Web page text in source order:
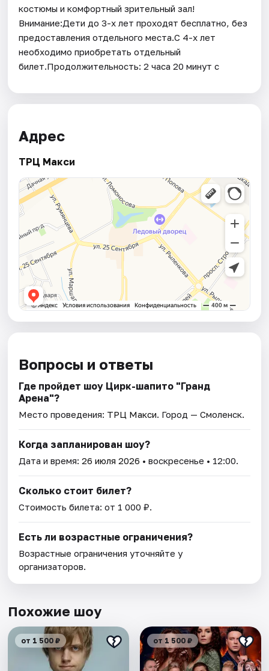
костюмы и комфортный зрительный зал!
Внимание:Дети до 3-х лет проходят бесплатно, без
предоставления отдельного места.С 4-х лет
необходимо приобретать отдельный
билет.Продолжительность: 2 часа 20 минут с
Адрес
ТРЦ Макси
Вопросы и ответы
Где пройдет шоу Цирк-шапито "Гранд
Арена"?
Место проведения: ТРЦ Макси. Город — Смоленск.
Когда запланирован шоу?
Дата и время:26 июля 2026 • воскресенье • 12:00.
Сколько стоит билет?
Стоимость билета: от 1 000 ₽.
Есть ли возрастные ограничения?
Возрастные ограничения уточняйте у
организаторов.
Похожие шоу
от 1 500 ₽ от 1 500 ₽